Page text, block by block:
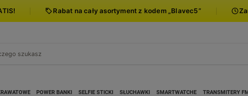
Rabat na cały asortyment z kodem „Blavec5”
POWER BANKI SELFIE STICKI SŁUCHAWKI SMARTWATCHE TRANSMITERY